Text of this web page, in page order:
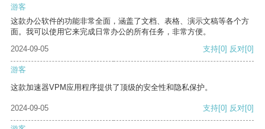
游客
这款办公软件的功能非常全面，涵盖了文档、表格、演示文稿等各个方
面。我可以使用它来完成日常办公的所有任务，非常方便。
2024-09-05
支持[0] 反对[0]
游客
这款加速器VPM应用程序提供了顶级的安全性和隐私保护。
2024-09-05 支持[0] 反对[0]